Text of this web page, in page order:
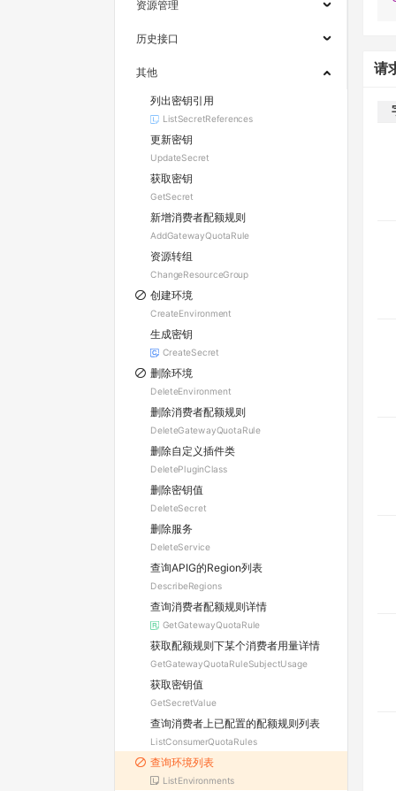
资源管理
历史接口
其他
列出密钥引用
ListSecretReferences
更新密钥
UpdateSecret
获取密钥
GetSecret
新增消费者配额规则
AddGatewayQuotaRule
资源转组
ChangeResourceGroup
创建环境
CreateEnvironment
生成密钥
CreateSecret
删除环境
DeleteEnvironment
删除消费者配额规则
DeleteGatewayQuotaRule
删除自定义插件类
DeletePluginClass
删除密钥值
DeleteSecret
删除服务
DeleteService
查询APIG的Region列表
DescribeRegions
查询消费者配额规则详情
GetGatewayQuotaRule
获取配额规则下某个消费者用量详情
GetGatewayQuotaRuleSubjectUsage
获取密钥值
GetSecretValue
查询消费者上已配置的配额规则列表
ListConsumerQuotaRules
查询环境列表
ListEnvironments
请